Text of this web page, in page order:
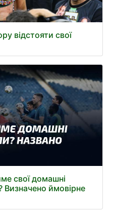
відстояти свої
свої домашні
Визначено ймовірне